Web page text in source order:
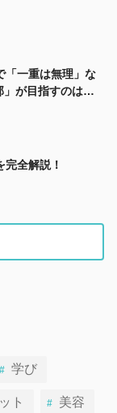
「一重は無理」な
」が目指すのは、
全解説！
学び
ト 美容